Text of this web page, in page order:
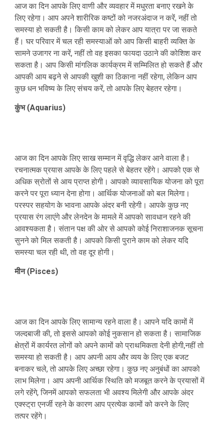
आज का दिन आपके लिए वाणी और व्यवहार में मधुरता बनाए रखने के
लिए रहेगा। आप अपने शारीरिक कष्टों को नजरअंदाज न करें, नहीं तो
समस्या हो सकती है। किसी काम को लेकर आप यात्रा पर जा सकते
हैं। घर परिवार में चल रही समस्याओं को आप किसी बाहरी व्यक्ति के
सामने उजागर ना करें, नहीं तो वह इसका फायदा उठाने की कोशिश कर
सकता है। आप किसी मांगलिक कार्यक्रम में सम्मिलित हो सकते हैं और
आपकी आय बढ़ने से आपकी खुशी का ठिकाना नहीं रहेगा, लेकिन आप
कुछ धन भविष्य के लिए संचय करें, तो आपके लिए बेहतर रहेगा।
कुंभ (Aquarius)
आज का दिन आपके लिए साख सम्मान में वृद्धि लेकर आने वाला है।
रचनात्मक प्रयास आपके के लिए पहले से बेहतर रहेंगे। आपको एक से
अधिक स्रोतों से आय प्राप्त होगी। आपको व्यावसायिक योजना को पूरा
करने पर पूरा ध्यान देना होगा। आर्थिक योजनाओं को बल मिलेगा।
परस्पर सहयोग के भावना आपके अंदर बनी रहेगी। आपके कुछ नए
प्रयास रंग लाएंगे और लेनदेन के मामले में आपको सावधान रहने की
आवश्यकता है। संतान पक्ष की ओर से आपको कोई निराशाजनक सूचना
सुनने को मिल सकती है। आपको किसी पुराने काम को लेकर यदि
समस्या चल रही थी, तो वह दूर होगी।
मीन (Pisces)
आज का दिन आपके लिए सामान्य रहने वाला है। आपने यदि कामों में
जल्दबाजी की, तो इससे आपको कोई नुकसान हो सकता है। सामाजिक
क्षेत्रों में कार्यरत लोगों को अपने कामों को प्राथमिकता देनी होगी,नहीं तो
समस्या हो सकती है। आप अपनी आय और व्यय के लिए एक बजट
बनाकर चले, तो आपके लिए अच्छा रहेगा। कुछ नए अनुबंधों का आपको
लाभ मिलेगा। आप अपनी आर्थिक स्थिति को मजबूत करने के प्रयासों में
लगे रहेंगे, जिनमें आपको सफलता भी अवश्य मिलेगी और आपके अंदर
एक्स्ट्रा एनर्जी रहने के कारण आप प्रत्येक कामों को करने के लिए
तत्पर रहेंगे।